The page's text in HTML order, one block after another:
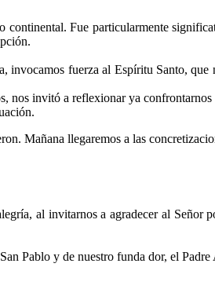
Fue particularmente
fuerza al Espíritu Santo,
invitó a reflexionar ya confrontarnos
Mañana llegaremos a las
al invitarnos a agradecer al Señor
Pablo y de nuestro funda dor, el